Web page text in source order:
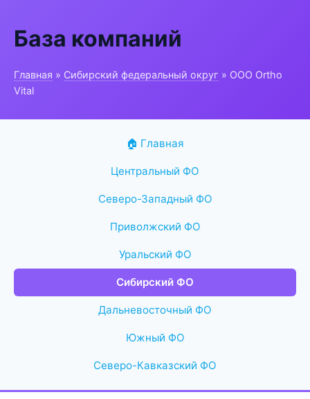
База компаний
Главная » Сибирский федеральный округ » ООО Ortho
Vital
🏠 Главная
Центральный ФО
Северо-Западный ФО
Приволжский ФО
Уральский ФО
Сибирский ФО
Дальневосточный ФО
Южный ФО
Северо-Кавказский ФО